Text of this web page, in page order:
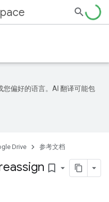
您偏好的语言。AI 翻译可能包
Drive 参考文档
bookmark_border